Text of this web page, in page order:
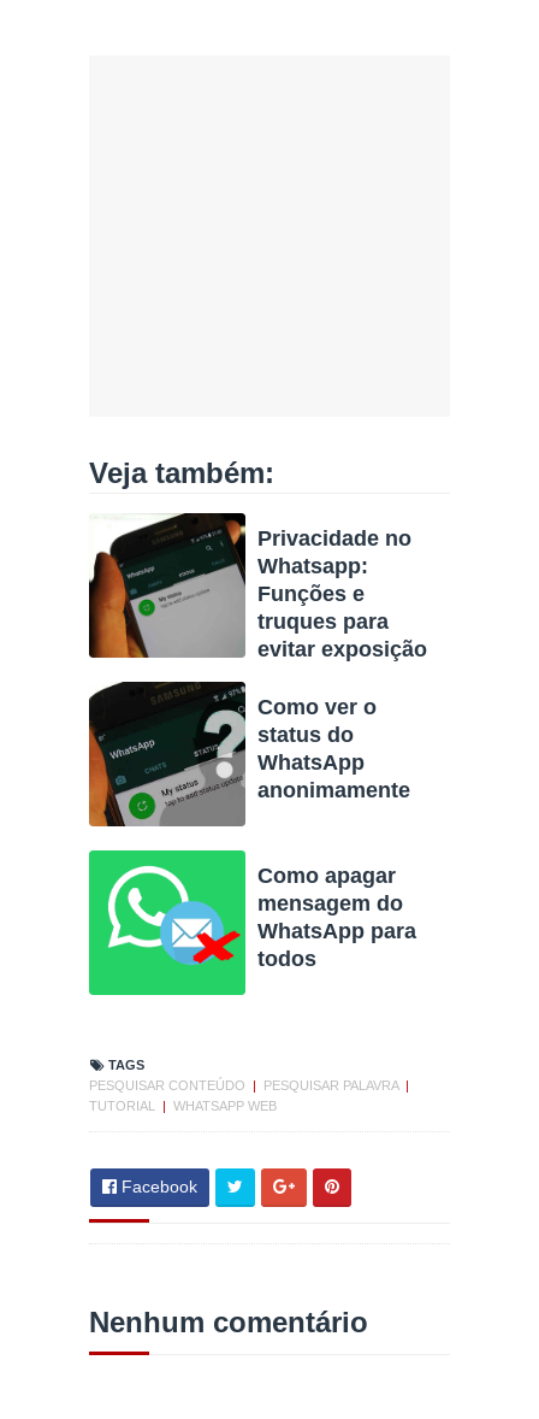
Veja também:
Privacidade no
Whatsapp:
Funções e
truques para
evitar exposição
Como ver o
status do
WhatsApp
anonimamente
Como apagar
mensagem do
WhatsApp para
todos
TAGS
PESQUISAR CONTEÚDO
| PESQUISAR PALAVRA |
TUTORIAL
| WHATSAPP WEB
Facebook
Nenhum comentário